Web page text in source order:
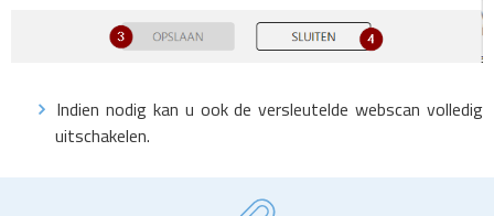
Indien nodig kan u ook de versleutelde webscan volledig
uitschakelen.